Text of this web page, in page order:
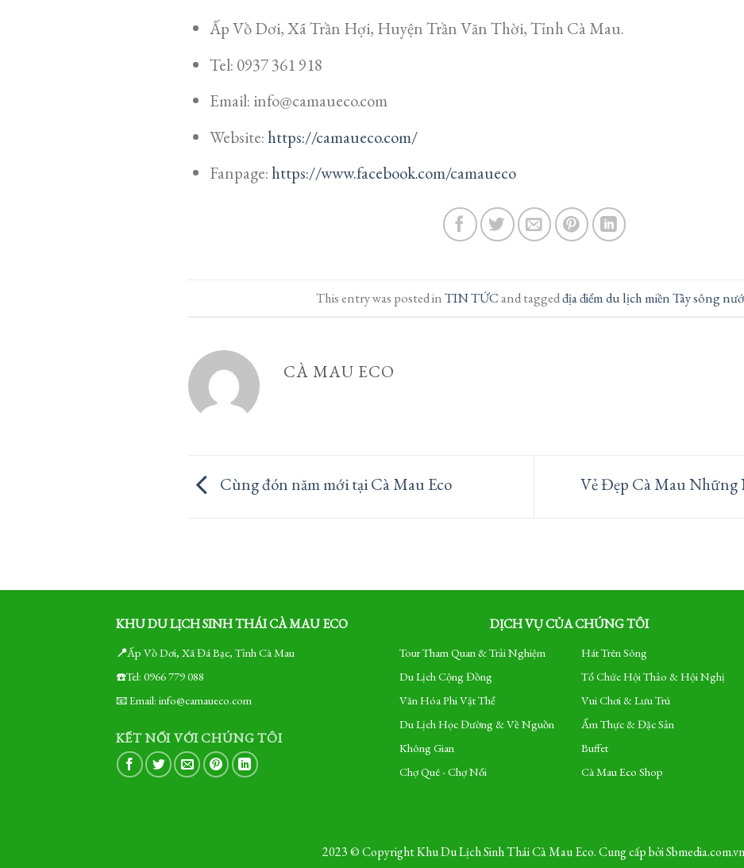
Ấp Vồ Dơi, Xã Trần Hợi, Huyện Trần Văn Thời, Tỉnh Cà Mau.
Tel: 0937 361 918
Email: info@camaueco.com
Website:https://camaueco.com/
Fanpage:https://www.facebook.com/camaueco
This entry was posted inTIN TỨCand taggedđịa điểm du lịch miền Tây sông
CÀ MAU ECO
Cùng đón năm mới tại Cà Mau Eco Vẻ Đẹp Cà Mau Những
KHU DU LỊCH SINH THÁI CÀ MAU ECO
📍Ấp Vồ Dơi, Xã Đá Bạc, Tỉnh Cà Mau
☎️Tel: 0966 779 088
📧 Email: info@camaueco.com
KẾT NỐI VỚI CHÚNG TÔI
DỊCH VỤ CỦA CHÚNG TÔI
Tour Tham Quan & Trải Nghiệm
Du Lịch Cộng Đồng
Văn Hóa Phi Vật Thể
Du Lịch Học Đường & Về Nguồn
Không Gian
Chợ Quê - Chợ Nổi
Hát Trên Sông
Tổ Chức Hội Thảo & Hội Nghị
Vui Chơi & Lưu Trú
Ẩm Thực & Đặc Sản
Buffet
Cà Mau Eco Shop
2023 © Copyright Khu Du Lịch Sinh Thái Cà Mau Eco. Cung cấp bởiSbmedia.com.vn